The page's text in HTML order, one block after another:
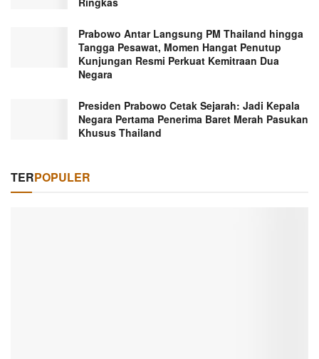
Prabowo Antar Langsung PM Thailand hingga
Tangga Pesawat, Momen Hangat Penutup
Kunjungan Resmi Perkuat Kemitraan Dua
Negara
Presiden Prabowo Cetak Sejarah: Jadi Kepala
Negara Pertama Penerima Baret Merah Pasukan
Khusus Thailand
TERPOPULER